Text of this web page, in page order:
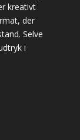
kreativt
der
Selve
i